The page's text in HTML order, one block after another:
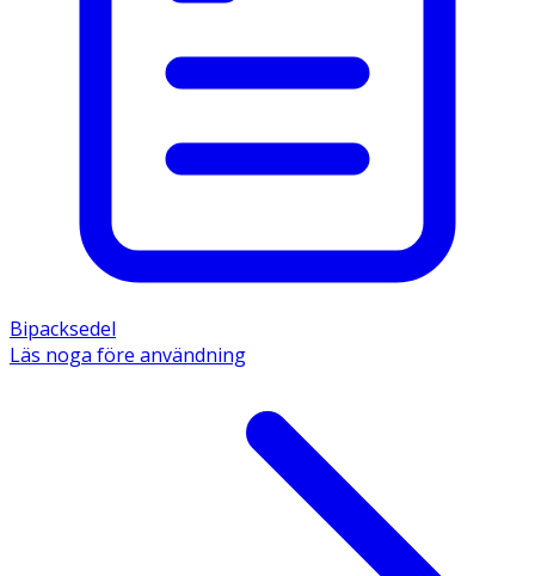
Bipacksedel
Läs noga före användning